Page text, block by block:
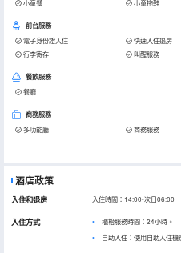
小童餐 小童拖鞋
前台服務
電子身份證入住 快速入住退房
行李寄存
叫醒服務
餐飲服務
餐廳
商務服務
多功能廳 商務服務
酒店政策
入住和退房 入住時間：14:00-次日
入住方式
櫃枱服務時間：24小時。
自助入住：使用自助入住機